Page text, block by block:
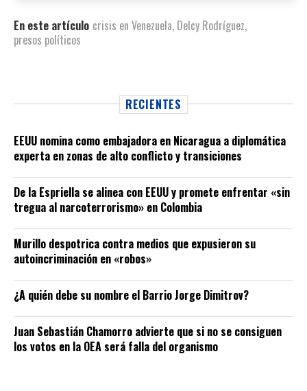
En este artículo crisis en Venezuela, Delcy Rodríguez,
presos políticos
RECIENTES
EEUU nomina como embajadora en Nicaragua a diplomática
experta en zonas de alto conflicto y transiciones
De la Espriella se alinea con EEUU y promete enfrentar «sin
tregua al narcoterrorismo» en Colombia
Murillo despotrica contra medios que expusieron su
autoincriminación en «robos»
¿A quién debe su nombre el Barrio Jorge Dimitrov?
Juan Sebastián Chamorro advierte que si no se consiguen
los votos en la OEA será falla del organismo